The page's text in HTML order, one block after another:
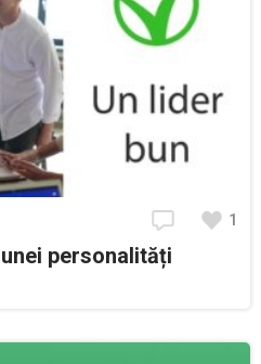
1
personalități